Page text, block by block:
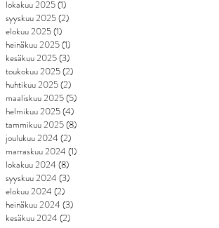
lokakuu 2025(1)
syyskuu 2025(2)
elokuu 2025(1)
heinäkuu 2025(1)
kesäkuu 2025(3)
toukokuu 2025(2)
huhtikuu 2025(2)
maaliskuu 2025(5)
helmikuu 2025(4)
tammikuu 2025(8)
joulukuu 2024 (2)
marraskuu 2024 (1)
lokakuu 2024 (8)
syyskuu 2024 (3)
elokuu 2024 (2)
heinäkuu 2024 (3)
kesäkuu 2024 (2)